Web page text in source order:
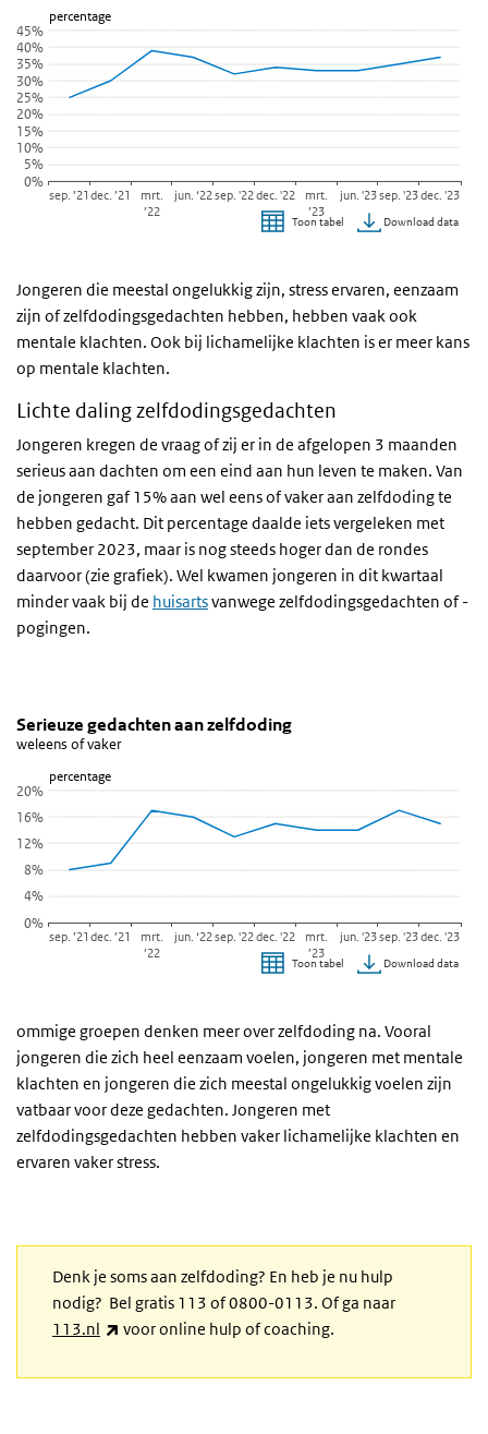
Lijn grafiek met 10 data punten.
Bekijk als data tabel.
De grafiek heeft 1 X-as die categories weergeeft.
De grafiek heeft 1 Y-as die percentage weergeeft.
percentage
0%
5%
10%
15%
20%
25%
30%
35%
40%
45%
sep. ’21dec. ’21
mrt.
’22
jun. ‘22sep. '22dec. '22
mrt.
’23
jun. '23sep. '23dec. '23
Toon tabel Download data
Jongeren die meestal ongelukkig zijn, stress ervaren, eenzaam
zijn of zelfdodingsgedachten hebben, hebben vaak ook
mentale klachten. Ook bij lichamelijke klachten is er meer kans
op mentale klachten.
Lichte daling zelfdodingsgedachten
Jongeren kregen de vraag of zij er in de afgelopen 3 maanden
serieus aan dachten om een eind aan hun leven te maken. Van
de jongeren gaf 15% aan wel eens of vaker aan zelfdoding te
hebben gedacht. Dit percentage daalde iets vergeleken met
september 2023, maar is nog steeds hoger dan de rondes
daarvoor (zie grafiek). Wel kwamen jongeren in dit kwartaal
minder vaak bij de huisartsvanwege zelfdodingsgedachten of -
pogingen.
Suïcidale gedachten
Sla de grafiek 'Serieuze gedachten aan zelfdoding' over en ga
Serieuze gedachten aan zelfdoding
Lijn grafiek met 10 data punten.
weleens of vaker
Bekijk als data tabel.
De grafiek heeft 1 X-as die categories weergeeft.
De grafiek heeft 1 Y-as die percentage weergeeft.
percentage
Serieuze gedachten aan zelfdoding
weleens of vaker
0%
4%
8%
12%
16%
20%
sep. ’21dec. ’21
mrt.
’22
jun. ‘22sep. '22dec. '22
mrt.
’23
jun. '23sep. '23dec. '23
Toon tabel Download data
ommige groepen denken meer over zelfdoding na. Vooral
jongeren die zich heel eenzaam voelen, jongeren met mentale
klachten en jongeren die zich meestal ongelukkig voelen zijn
vatbaar voor deze gedachten. Jongeren met
zelfdodingsgedachten hebben vaker lichamelijke klachten en
ervaren vaker stress.
Denk je soms aan zelfdoding? En heb je nu hulp
nodig? Bel gratis 113 of 0800-0113. Of ga naar
113.nl
(externe link)
voor online hulp of coaching.